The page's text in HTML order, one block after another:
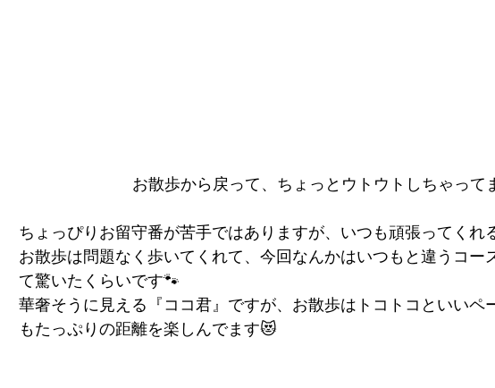
お散歩から戻って、ちょっとウトウトしちゃって
ちょっぴりお留守番が苦手ではありますが、いつも頑張ってくれ
お散歩は問題なく歩いてくれて、今回なんかはいつもと違うコー
て驚いたくらいです🐾
華奢そうに見える『ココ君』ですが、お散歩はトコトコといいペ
もたっぷりの距離を楽しんでます😻